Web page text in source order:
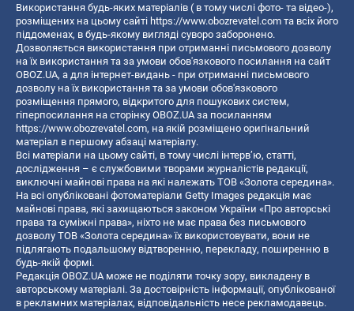
Використання будь-яких матеріалів ( в тому числі фото- та відео-),
розміщених на цьому сайті https://www.obozrevatel.com та всіх його
піддоменах, в будь-якому вигляді суворо заборонено.
Дозволяється використання при отриманні письмового дозволу
на їх використання та за умови обов'язкового посилання на сайт
OBOZ.UA, а для інтернет-видань - при отриманні письмового
дозволу на їх використання та за умови обов'язкового
розміщення прямого, відкритого для пошукових систем,
гіперпосилання на сторінку OBOZ.UA за посиланням
https://www.obozrevatel.com, на якій розміщено оригінальний
матеріал в першому абзаці матеріалу.
Всі матеріали на цьому сайті, в тому числі інтерв’ю, статті,
дослідження – є службовими творами журналістів редакції,
виключні майнові права на які належать ТОВ «Золота середина».
На всі опубліковані фотоматеріали Getty Images редакція має
майнові права, які захищаються законом України «Про авторські
права та суміжні права», ніхто не має права без письмового
дозволу ТОВ «Золота середина» їх використовувати, вони не
підлягають подальшому відтворенню, перекладу, поширенню в
будь-якій формі.
Редакція OBOZ.UA може не поділяти точку зору, викладену в
авторському матеріалі. За достовірність інформації, опублікованої
в рекламних матеріалах, відповідальність несе рекламодавець.